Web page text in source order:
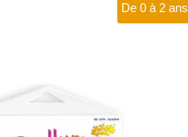
De 0 à 2 ans